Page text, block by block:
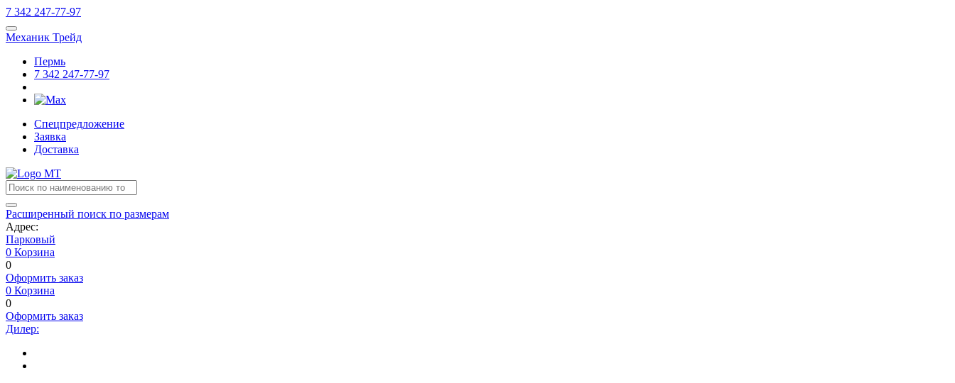
7 342 247-77-97
Механик Трейд
Пермь
7 342 247-77-97
Спецпредложение
Заявка
Доставка
Расширенный поиск по размерам
Адрес:
Парковый
0 Корзина
0
Оформить заказ
0 Корзина
0
Оформить заказ
Дилер: